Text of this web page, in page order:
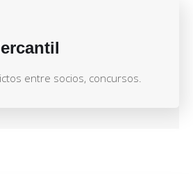
entre socios, concursos.